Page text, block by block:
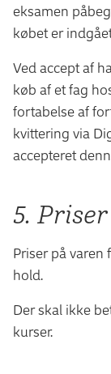
eksamen
købet er
Ved accept af
køb af et fag
fortabelse af
kvittering via
accepteret
5. Priser
Priser på varen
hold.
Der skal ikke
kurser.